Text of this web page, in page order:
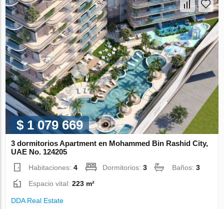
$ 1 079 669
3 dormitorios Apartment en Mohammed Bin Rashid City,
UAE No. 124205
Habitaciones:4 Dormitorios:3 Baños:3
Espacio vital:223 m²
DDA Real Estate